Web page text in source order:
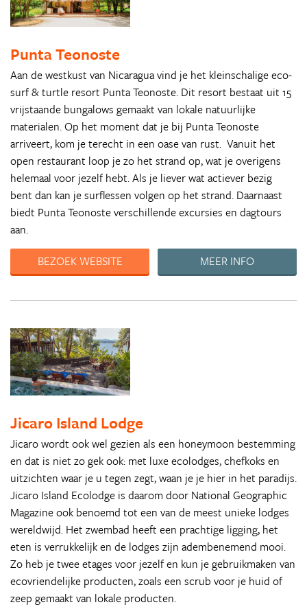
Punta Teonoste
Aan de westkust van Nicaragua vind je het kleinschalige eco-
surf & turtle resort Punta Teonoste. Dit resort bestaat uit 15
vrijstaande bungalows gemaakt van lokale natuurlijke
materialen. Op het moment dat je bij Punta Teonoste
arriveert, kom je terecht in een oase van rust. Vanuit het
open restaurant loop je zo het strand op, wat je overigens
helemaal voor jezelf hebt. Als je liever wat actiever bezig
bent dan kan je surflessen volgen op het strand. Daarnaast
biedt Punta Teonoste verschillende excursies en dagtours
aan.
BEZOEK WEBSITE
MEER INFO
Jicaro Island Lodge
Jicaro wordt ook wel gezien als een honeymoon bestemming
en dat is niet zo gek ook: met luxe ecolodges, chefkoks en
uitzichten waar je u tegen zegt, waan je je hier in het paradijs.
Jicaro Island Ecolodge is daarom door National Geographic
Magazine ook benoemd tot een van de meest unieke lodges
wereldwijd. Het zwembad heeft een prachtige ligging, het
eten is verrukkelijk en de lodges zijn adembenemend mooi.
Zo heb je twee etages voor jezelf en kun je gebruikmaken van
ecovriendelijke producten, zoals een scrub voor je huid of
zeep gemaakt van lokale producten.